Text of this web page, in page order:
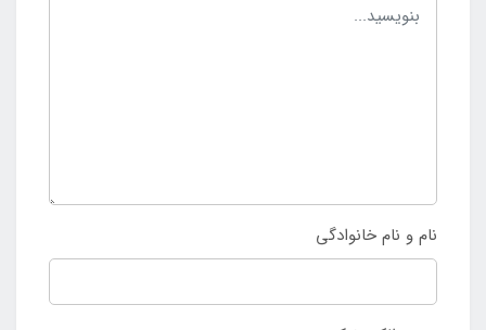
نام و نام خانوادگی